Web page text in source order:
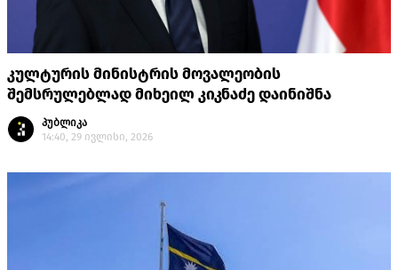
კულტურის მინისტრის მოვალეობის
შემსრულებლად მიხეილ კიკნაძე დაინიშნა
პუბლიკა
14:40, 29 ივლისი, 2026